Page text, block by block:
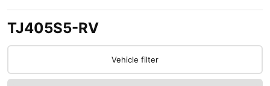
TJ405S5-RV
Vehicle filter